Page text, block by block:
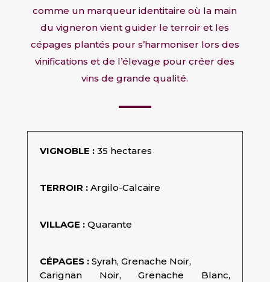
comme un marqueur identitaire où la main
du vigneron vient guider le terroir et les
cépages plantés pour s’harmoniser lors des
vinifications et de l’élevage pour créer des
vins de grande qualité.
VIGNOBLE : 35 hectares
TERROIR :Argilo-Calcaire
VILLAGE : Quarante
CÉPAGES :Syrah, Grenache Noir,
Carignan Noir, Grenache Blanc,